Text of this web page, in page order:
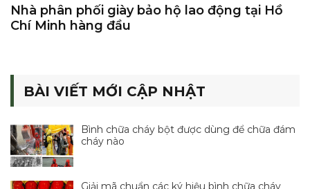
Nhà phân phối giày bảo hộ lao động tại Hồ
Chí Minh hàng đầu
BÀI VIẾT MỚI CẬP NHẬT
Bình chữa cháy bột được dùng để chữa đám
cháy nào
Giải mã chuẩn các ký hiệu bình chữa cháy